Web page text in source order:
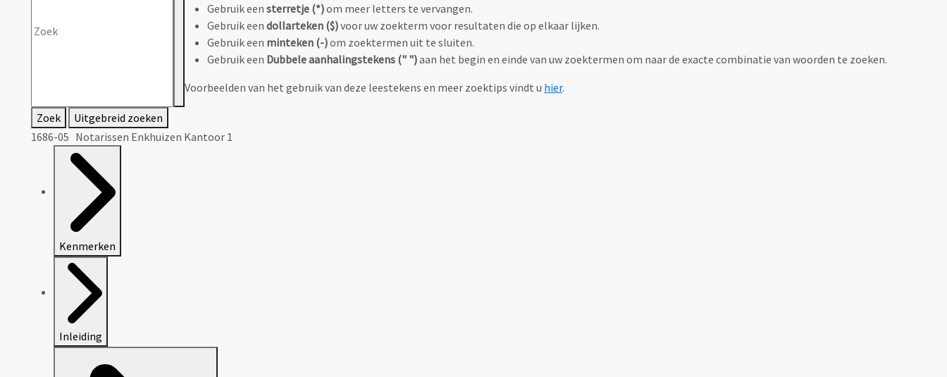
Gebruik een sterretje (*)om meer letters te vervangen.
Gebruik een dollarteken ($)voor uw zoekterm voor resultaten die op elkaar lijken.
Gebruik een minteken (-)om zoektermen uit te sluiten.
Gebruik een Dubbele aanhalingstekens (" ")aan het begin en einde van uw zoektermen om naar de exacte combinatie van woorden te zoeken.
Voorbeelden van het gebruik van deze leestekens en meer zoektips vindt u hier.
Zoek
Uitgebreid zoeken
1686-05 Notarissen Enkhuizen Kantoor 1
Kenmerken
Inleiding